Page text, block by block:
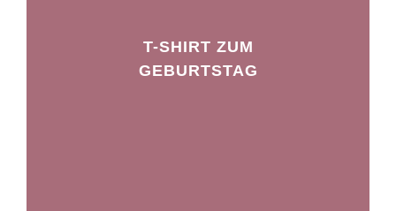
T-SHIRT ZUM
GEBURTSTAG